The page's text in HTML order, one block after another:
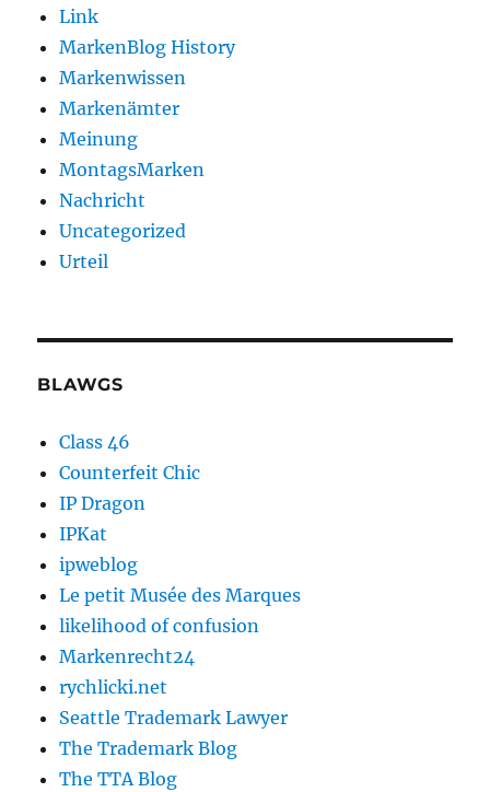
Link
MarkenBlog History
Markenwissen
Markenämter
Meinung
MontagsMarken
Nachricht
Uncategorized
Urteil
BLAWGS
Class 46
Counterfeit Chic
IP Dragon
IPKat
ipweblog
Le petit Musée des Marques
likelihood of confusion
Markenrecht24
rychlicki.net
Seattle Trademark Lawyer
The Trademark Blog
The TTA Blog